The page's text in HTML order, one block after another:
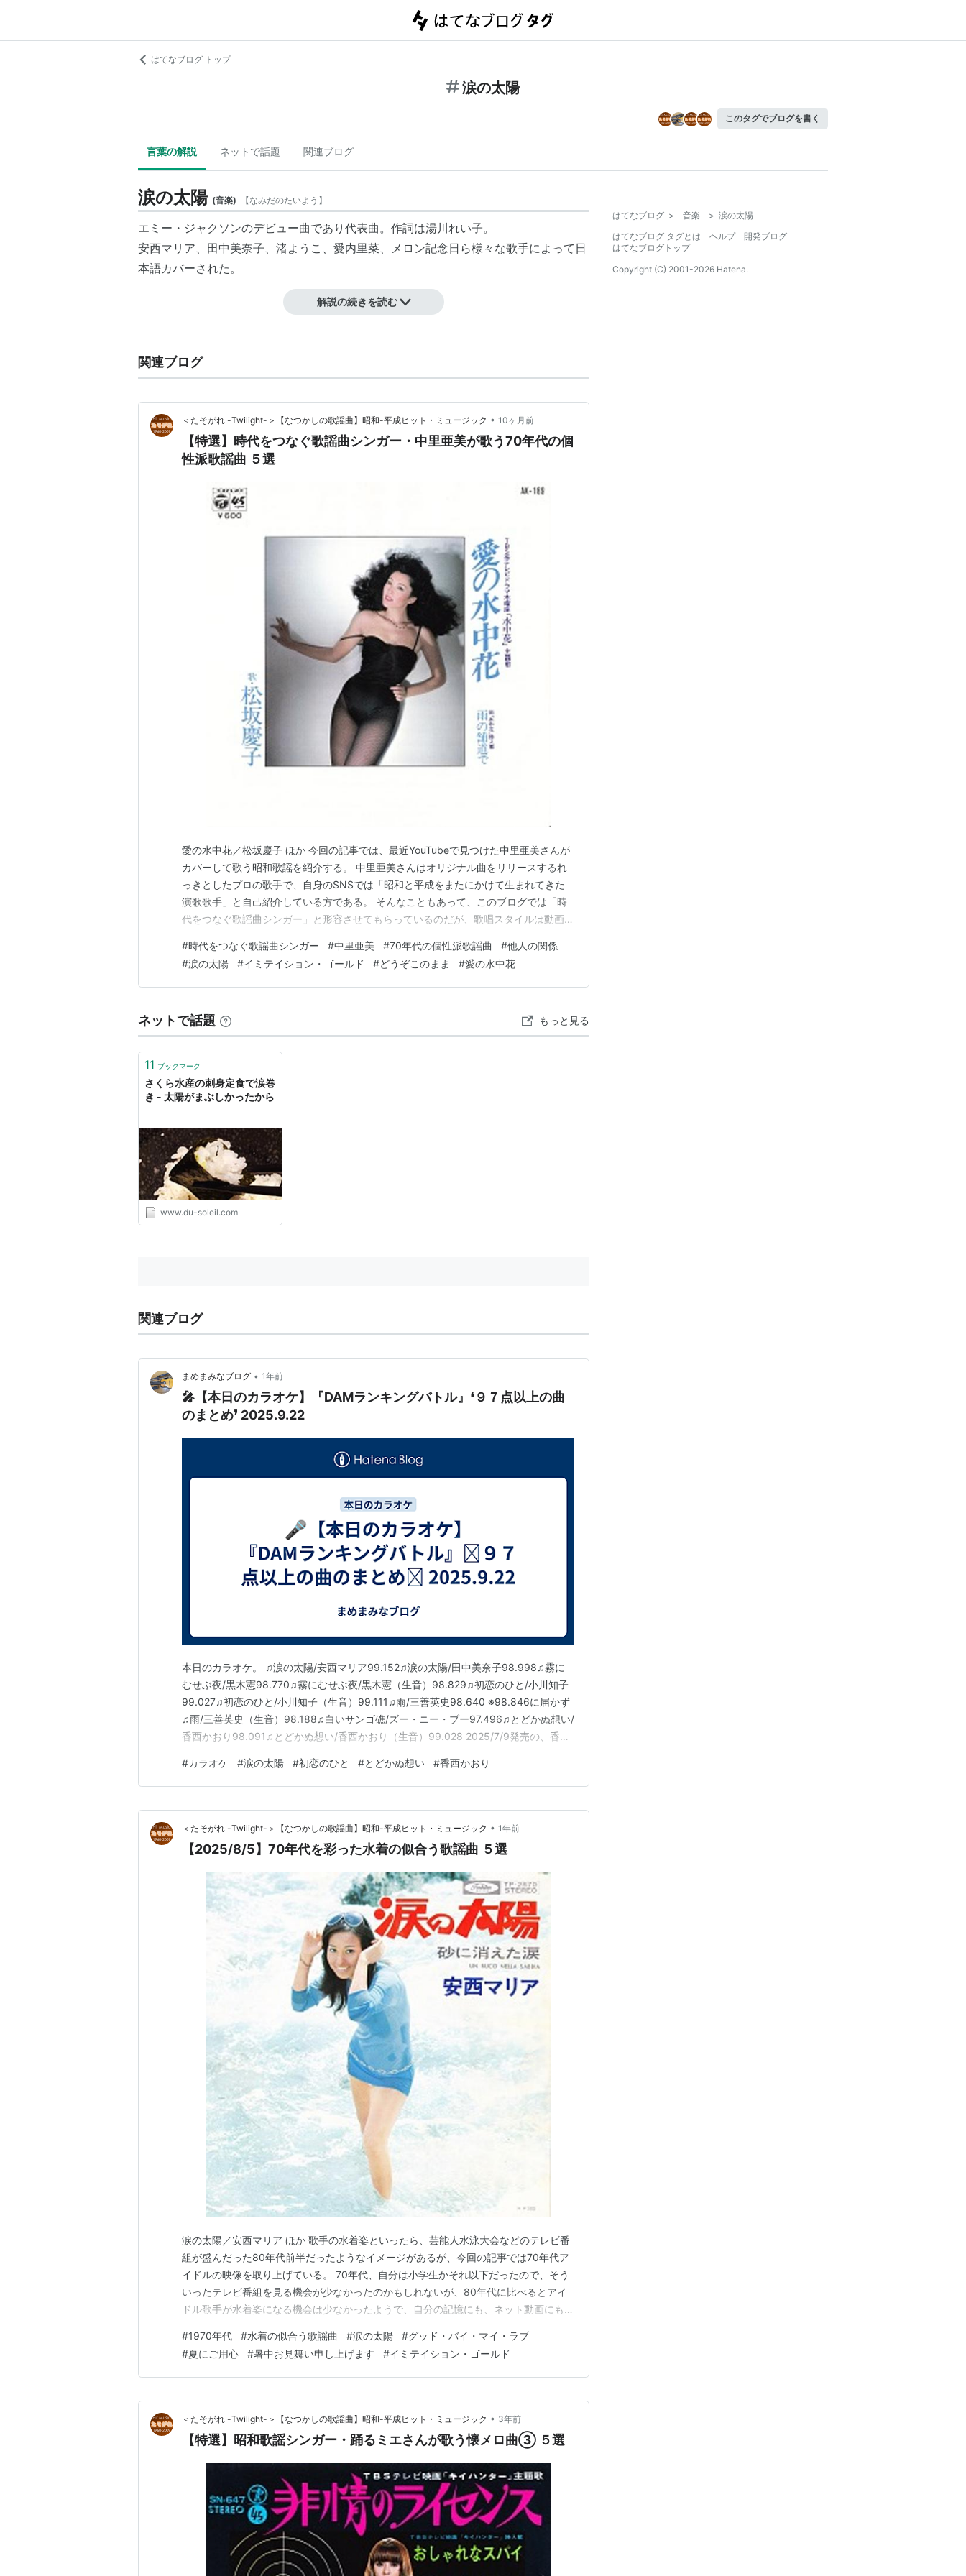
はてなブログ トップ
涙の太陽
このタグでブログを書く
言葉の解説 ネットで話題 関連ブログ
涙の太陽 (音楽) 【なみだのたいよう 】
エミー・ジャクソンのデビュー曲であり代表曲。作詞は湯川れい子。
安西マリア、 田中美奈子、 渚ようこ 、愛内里菜、メロン記念日ら様々な歌手によって日
本語カバーされた。
涙の太陽
アーティスト:田中美奈子,湯川れい子,芹沢類,関根安里
メディア:CD
クリック
: 21回
この商品を含むブログ (1件) を見る
メロン記念日によるカバー
メロン記念日,湯川れいこ,つんく,鈴木Daichi秀行
ZETIMA
メディア:
クリック: 13回
この商品を含むブログ (29件) を見る
涙の太陽→ シャンパンの恋
リスト::曲タイトル
解説の続きを読む
関連ブログ
＜たそがれ -Twilight-＞【なつかしの歌謡曲】昭和-平成ヒット・ミュージック • 10ヶ月前
【特選】時代をつなぐ歌謡曲シンガー・中里亜美が歌う70年代の個
性派歌謡曲 ５選
愛の水中花／松坂慶子 ほか 今回の記事では、最近YouTubeで見つけた中里亜美さんが
カバーして歌う昭和歌謡を紹介する。 中里亜美さんはオリジナル曲をリリースするれ
っきとしたプロの歌手で、自身のSNSでは「昭和と平成をまたにかけて生まれてきた
演歌歌手」と自己紹介している方である。 そんなこともあって、このブログでは「時
代をつなぐ歌謡曲シンガー」と形容させてもらっているのだが、歌唱スタイルは動画を
もっとシュールなのは自身が歌っている映像を横に置いたモニタに映して歌うなど、
「演歌歌手」のスタイルとは程遠い感じがする。 現…
#時代をつなぐ歌謡曲シンガー #中里亜美 #70年代の個性派歌謡曲 #他人の関係
#涙の太陽 #イミテイション・ゴールド #どうぞこのまま #愛の水中花
ネットで話題 もっと見る
11 ブックマーク
さくら水産の刺身定食で涙巻
き - 太陽がまぶしかったから
www.du-soleil.com
関連ブログ
まめまみなブログ • 1年前
🎤【本日のカラオケ】『DAMランキングバトル』❛９７点以上の曲
のまとめ❜ 2025.9.22
本日のカラオケ。 ♫涙の太陽/安西マリア99.152♫涙の太陽/田中美奈子98.998♫霧に
むせぶ夜/黒木憲98.770♫霧にむせぶ夜/黒木憲（生音）98.829♫初恋のひと/小川知子
99.027♫初恋のひと/小川知子（生音）99.111♫雨/三善英史98.640 ※98.846に届かず
♫雨/三善英史（生音）98.188♫白いサンゴ礁/ズー・ニー・ブー97.496♫とどかぬ想い/
香西かおり98.091♫とどかぬ想い/香西かおり（生音）99.028 2025/7/9発売の、香西
ばあきらめていた。それだけに、９９点をゲッ…
#カラオケ #涙の太陽 #初恋のひと #とどかぬ想い #香西かおり
＜たそがれ -Twilight-＞【なつかしの歌謡曲】昭和-平成ヒット・ミュージック • 1年前
【2025/8/5】70年代を彩った水着の似合う歌謡曲 ５選
涙の太陽／安西マリア ほか 歌手の水着姿といったら、芸能人水泳大会などのテレビ番
組が盛んだった80年代前半だったようなイメージがあるが、今回の記事では70年代ア
イドルの映像を取り上げている。 70年代、自分は小学生かそれ以下だったので、そう
いったテレビ番組を見る機会が少なかったのかもしれないが、80年代に比べるとアイ
ドル歌手が水着姿になる機会は少なかったようで、自分の記憶にも、ネット動画にもあ
るだろう。 この当時は、アイドル歌手は行儀よく可愛らしく歌うという役割で、それ
とは違ったセクシー系アーチストは水着というよりも…
#1970年代 #水着の似合う歌謡曲 #涙の太陽 #グッド・バイ・マイ・ラブ
#夏にご用心 #暑中お見舞い申し上げます #イミテイション・ゴールド
＜たそがれ -Twilight-＞【なつかしの歌謡曲】昭和-平成ヒット・ミュージック • 3年前
【特選】昭和歌謡シンガー・踊るミエさんが歌う懐メロ曲③ ５選
はてなブログ > 音楽 > 涙の太陽
はてなブログ タグとは
ヘルプ
開発ブログ
はてなブログトップ
Copyright (C) 2001-2026 Hatena.